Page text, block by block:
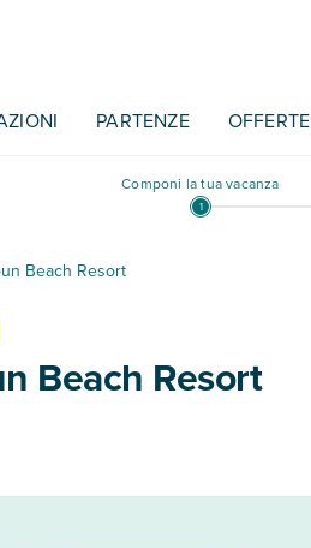
PARTENZE OFFERTE
Componi la tua vacanza
Beach Resort
Beach Resort